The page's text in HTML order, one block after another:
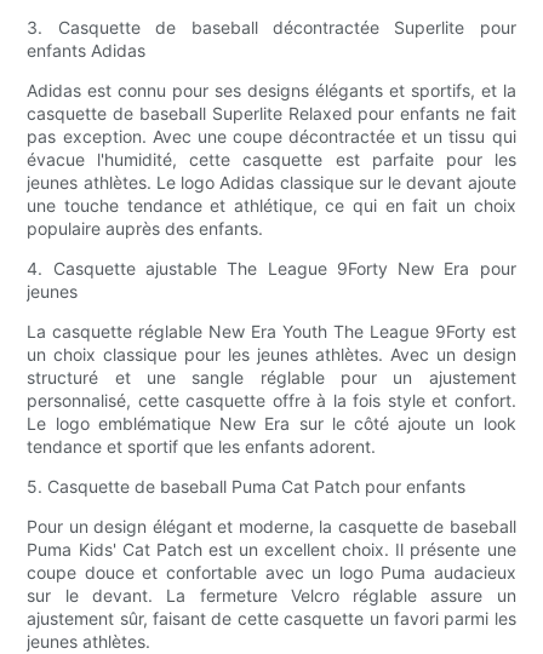
3. Casquette de baseball décontractée Superlite pour
enfants Adidas
Adidas est connu pour ses designs élégants et sportifs, et la
casquette de baseball Superlite Relaxed pour enfants ne fait
pas exception. Avec une coupe décontractée et un tissu qui
évacue l'humidité, cette casquette est parfaite pour les
jeunes athlètes. Le logo Adidas classique sur le devant ajoute
une touche tendance et athlétique, ce qui en fait un choix
populaire auprès des enfants.
4. Casquette ajustable The League 9Forty New Era pour
jeunes
La casquette réglable New Era Youth The League 9Forty est
un choix classique pour les jeunes athlètes. Avec un design
structuré et une sangle réglable pour un ajustement
personnalisé, cette casquette offre à la fois style et confort.
Le logo emblématique New Era sur le côté ajoute un look
tendance et sportif que les enfants adorent.
5. Casquette de baseball Puma Cat Patch pour enfants
Pour un design élégant et moderne, la casquette de baseball
Puma Kids' Cat Patch est un excellent choix. Il présente une
coupe douce et confortable avec un logo Puma audacieux
sur le devant. La fermeture Velcro réglable assure un
ajustement sûr, faisant de cette casquette un favori parmi les
jeunes athlètes.